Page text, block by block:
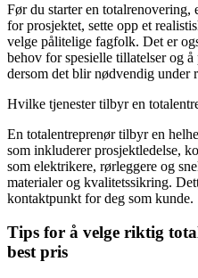
Før du starter en
for prosjektet, sette opp et
velge pålitelige fagfolk. Det er
behov for spesielle tillatelser og
dersom det blir nødvendig under
Hvilke tjenester tilbyr en
En totalentreprenør tilbyr en
som inkluderer prosjektledelse,
som elektrikere, rørleggere og
materialer og kvalitetssikring.
kontaktpunkt for deg som kunde.
Tips for å velge riktig
best pris